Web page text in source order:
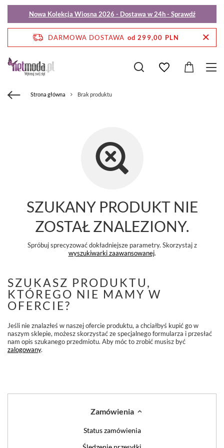
Nowa Kolekcja Wiosna 2026 - Dostawa w 24h - Sprawdź
DARMOWA DOSTAWA od 299,00 PLN
Strona główna Brak produktu
SZUKANY PRODUKT NIE
ZOSTAŁ ZNALEZIONY.
Spróbuj sprecyzować dokładniejsze parametry. Skorzystaj z
wyszukiwarki zaawansowanej.
SZUKASZ PRODUKTU,
KTÓREGO NIE MAMY W
OFERCIE?
Jeśli nie znalazłeś w naszej ofercie produktu, a chciałbyś kupić go w
naszym sklepie, możesz skorzystać ze specjalnego formularza i przesłać
nam opis szukanego przedmiotu. Aby móc to zrobić musisz być
zalogowany.
Zamówienia
Status zamówienia